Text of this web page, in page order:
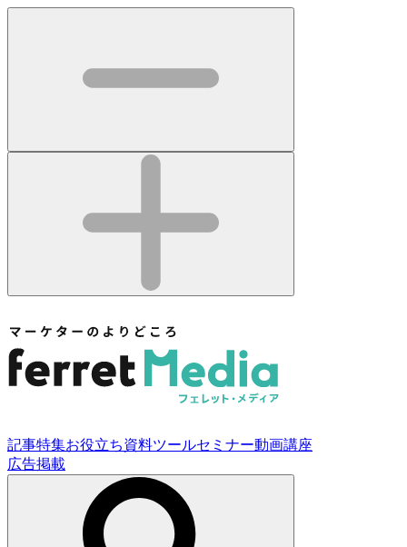
記事特集お役立ち資料ツールセミナー動画講座
広告掲載